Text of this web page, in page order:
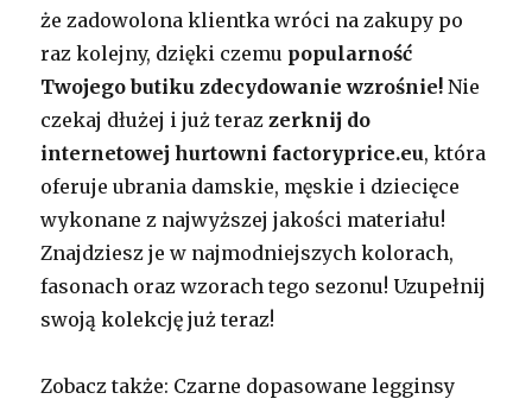
że zadowolona klientka wróci na zakupy po
raz kolejny, dzięki czemu popularność
Twojego butiku zdecydowanie wzrośnie! Nie
czekaj dłużej i już terazzerknij do
internetowej hurtowni factoryprice.eu, która
oferuje ubrania damskie, męskie i dziecięce
wykonane z najwyższej jakości materiału!
Znajdziesz je w najmodniejszych kolorach,
fasonach oraz wzorach tego sezonu! Uzupełnij
swoją kolekcję już teraz!
Zobacz także: Czarne dopasowane legginsy